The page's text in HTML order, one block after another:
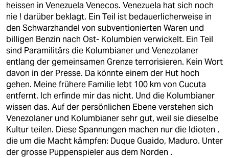
heissen in Venezuela Venecos. Venezuela hat sich noch
nie ! darüber beklagt. Ein Teil ist bedauerlicherweise in
den Schwarzhandel von subventionierten Waren und
billigen Benzin nach Ost- Kolumbien verwickelt. Ein Teil
sind Paramilitärs die Kolumbianer und Venezolaner
entlang der gemeinsamen Grenze terrorisieren. Kein Wort
davon in der Presse. Da könnte einem der Hut hoch
gehen. Meine frühere Familie lebt 100 km von Cucuta
entfernt. Ich erfinde mir das nicht. Und die Kolumbianer
wissen das. Auf der persönlichen Ebene verstehen sich
Venezolaner und Kolumbianer sehr gut, weil sie dieselbe
Kultur teilen. Diese Spannungen machen nur die Idioten ,
die um die Macht kämpfen: Duque Guaido, Maduro. Unter
der grosse Puppenspieler aus dem Norden .